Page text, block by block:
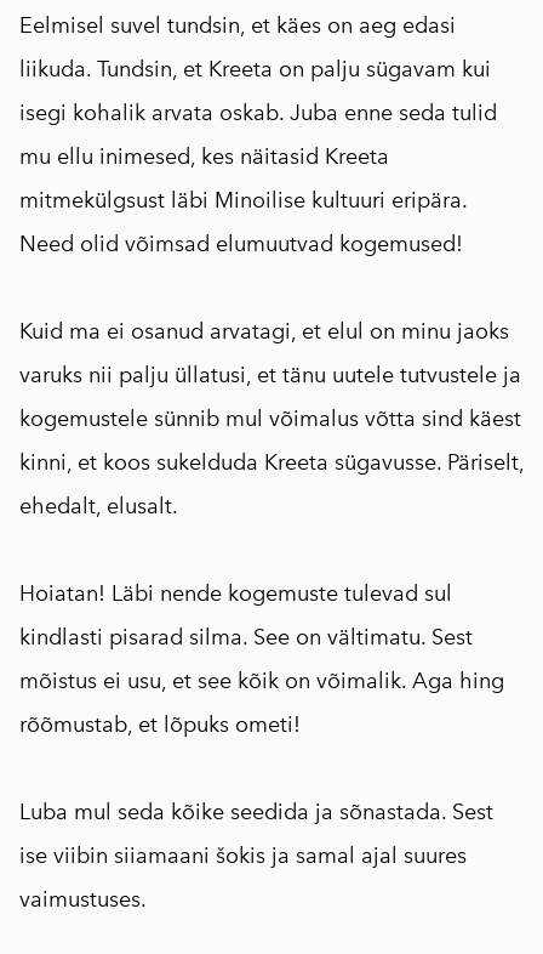
Eelmisel suvel tundsin, et käes on aeg edasi
liikuda. Tundsin, et Kreeta on palju sügavam kui
isegi kohalik arvata oskab. Juba enne seda tulid
mu ellu inimesed, kes näitasid Kreeta
mitmekülgsust läbi Minoilise kultuuri eripära.
Need olid võimsad elumuutvad kogemused!
Kuid ma ei osanud arvatagi, et elul on minu jaoks
varuks nii palju üllatusi, et tänu uutele tutvustele ja
kogemustele sünnib mul võimalus võtta sind käest
kinni, et koos sukelduda Kreeta sügavusse. Päriselt,
ehedalt, elusalt.
Hoiatan! Läbi nende kogemuste tulevad sul
kindlasti pisarad silma. See on vältimatu. Sest
mõistus ei usu, et see kõik on võimalik. Aga hing
rõõmustab, et lõpuks ometi!
Luba mul seda kõike seedida ja sõnastada. Sest
ise viibin siiamaani šokis ja samal ajal suures
vaimustuses.